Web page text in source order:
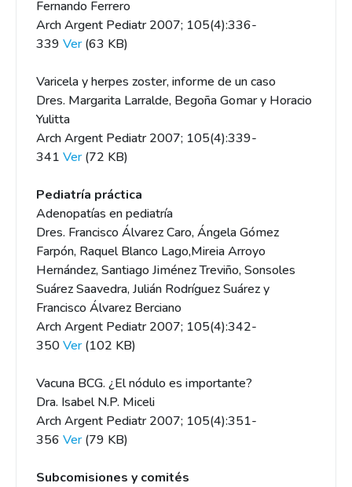
Fernando Ferrero
Arch Argent Pediatr 2007; 105(4):336-
339 Ver(63 KB)
Varicela y herpes zoster, informe de un caso
Dres. Margarita Larralde, Begoña Gomar y Horacio
Yulitta
Arch Argent Pediatr 2007; 105(4):339-
341 Ver(72 KB)
Pediatría práctica
Adenopatías en pediatría
Dres. Francisco Álvarez Caro, Ángela Gómez
Farpón, Raquel Blanco Lago,Mireia Arroyo
Hernández, Santiago Jiménez Treviño, Sonsoles
Suárez Saavedra, Julián Rodríguez Suárez y
Francisco Álvarez Berciano
Arch Argent Pediatr 2007; 105(4):342-
350Ver(102 KB)
Vacuna BCG. ¿El nódulo es importante?
Dra. Isabel N.P. Miceli
Arch Argent Pediatr 2007; 105(4):351-
356 Ver(79 KB)
Subcomisiones y comités